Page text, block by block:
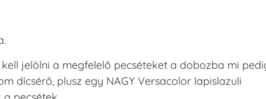
jelölni a megfelelő pecséteket a dobozba mi
dícsérő, plusz egy NAGY Versacolor lapislazuli